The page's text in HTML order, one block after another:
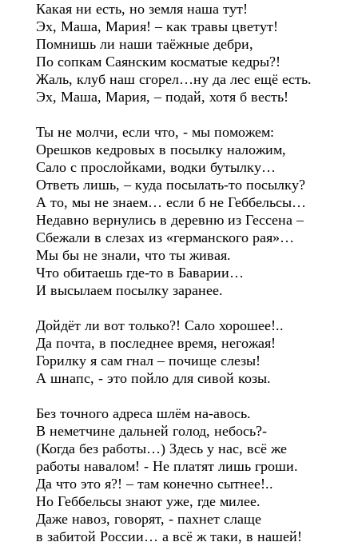
Какая ни есть, но земля наша тут!
Эх, Маша, Мария! – как травы цветут!
Помнишь ли наши таёжные дебри,
По сопкам Саянским косматые кедры?!
Жаль, клуб наш сгорел…ну да лес ещё есть.
Эх, Маша, Мария, – подай, хотя б весть!
Ты не молчи, если что, - мы поможем:
Орешков кедровых в посылку наложим,
Сало с прослойками, водки бутылку…
Ответь лишь, – куда посылать-то посылку?
А то, мы не знаем… если б не Геббельсы…
Недавно вернулись в деревню из Гессена –
Сбежали в слезах из «германского рая»…
Мы бы не знали, что ты живая.
Что обитаешь где-то в Баварии…
И высылаем посылку заранее.
Дойдёт ли вот только?! Сало хорошее!..
Да почта, в последнее время, негожая!
Горилку я сам гнал – почище слезы!
А шнапс, - это пойло для сивой козы.
Без точного адреса шлём на-авось.
В неметчине дальней голод, небось?-
(Когда без работы…) Здесь у нас, всё же
работы навалом! - Не платят лишь гроши.
Да что это я?! – там конечно сытнее!..
Но Геббельсы знают уже, где милее.
Даже навоз, говорят, - пахнет слаще
в забитой России… а всё ж таки, в нашей!